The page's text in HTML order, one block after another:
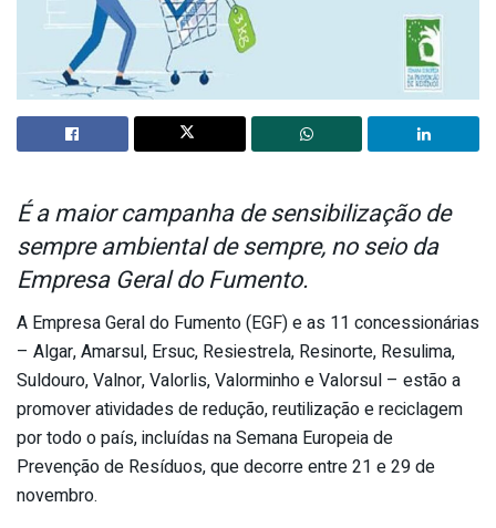
É a maior campanha de sensibilização de
sempre ambiental de sempre, no seio da
Empresa Geral do Fumento.
A Empresa Geral do Fumento (EGF) e as 11 concessionárias
– Algar, Amarsul, Ersuc, Resiestrela, Resinorte, Resulima,
Suldouro, Valnor, Valorlis, Valorminho e Valorsul – estão a
promover atividades de redução, reutilização e reciclagem
por todo o país, incluídas na Semana Europeia de
Prevenção de Resíduos, que decorre entre 21 e 29 de
novembro.